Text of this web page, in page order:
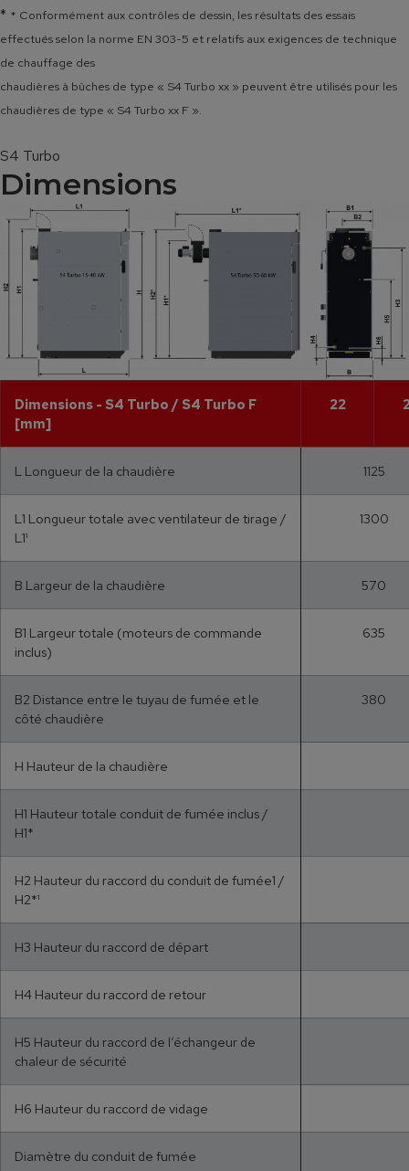
* * Conformément aux contrôles de dessin, les résultats des essais
effectués selon la norme EN 303-5 et relatifs aux exigences de technique
de chauffage des
chaudières à bûches de type « S4 Turbo xx » peuvent être utilisés pour les
chaudières de type « S4 Turbo xx F ».
S4 Turbo
Dimensions
Dimensions - S4 Turbo / S4 Turbo F
[mm]
22
L Longueur de la chaudière 1125
L1 Longueur totale avec ventilateur de tirage /
L1¹
1300
B Largeur de la chaudière 570
B1 Largeur totale (moteurs de commande
inclus)
635
B2 Distance entre le tuyau de fumée et le
côté chaudière
380
H Hauteur de la chaudière
H1 Hauteur totale conduit de fumée inclus /
H1*
H2 Hauteur du raccord du conduit de fumée1 /
H2*¹
H3 Hauteur du raccord de départ
H4 Hauteur du raccord de retour
H5 Hauteur du raccord de l‘échangeur de
chaleur de sécurité
H6 Hauteur du raccord de vidage
Diamètre du conduit de fumée